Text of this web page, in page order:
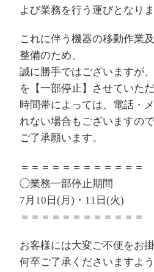
よび業務を行う運びとなりま
これに伴う機器の移動作業
整備のため、
誠に勝手ではございますが
を【一部停止】させていただ
時間帯によっては、電話・
れない場合もございますので
ご了承願います。
＝＝＝＝＝＝＝＝＝＝＝＝
◯業務一部停止期間
7月10日(月)・11日(火)
＝＝＝＝＝＝＝＝＝＝＝＝
お客様には大変ご不便をお
何卒ご了承くださいますよ